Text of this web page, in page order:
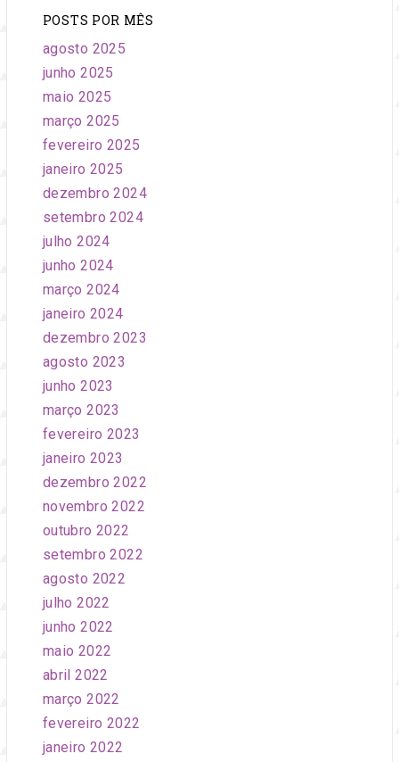
POSTS POR MÊS
agosto 2025
junho 2025
maio 2025
março 2025
fevereiro 2025
janeiro 2025
dezembro 2024
setembro 2024
julho 2024
junho 2024
março 2024
janeiro 2024
dezembro 2023
agosto 2023
junho 2023
março 2023
fevereiro 2023
janeiro 2023
dezembro 2022
novembro 2022
outubro 2022
setembro 2022
agosto 2022
julho 2022
junho 2022
maio 2022
abril 2022
março 2022
fevereiro 2022
janeiro 2022